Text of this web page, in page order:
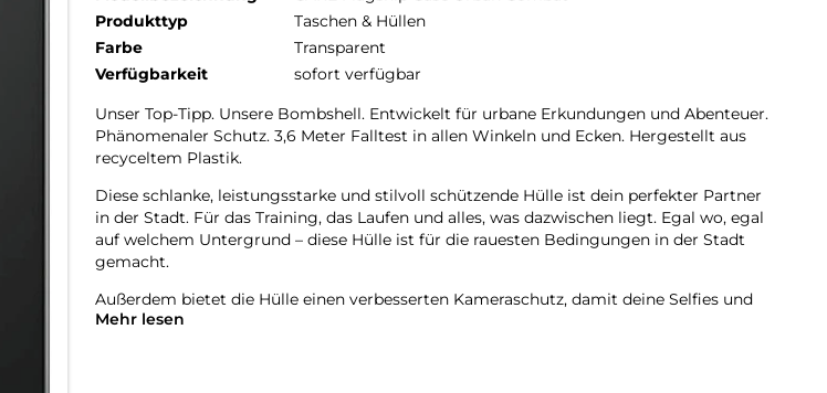
Produkttyp
Taschen & Hüllen
Farbe
Transparent
Verfügbarkeit
sofort verfügbar
Unser Top-Tipp. Unsere Bombshell. Entwickelt für urbane Erkundungen und Abenteuer.
Phänomenaler Schutz. 3,6 Meter Falltest in allen Winkeln und Ecken. Hergestellt aus
recyceltem Plastik.
Diese schlanke, leistungsstarke und stilvoll schützende Hülle ist dein perfekter Partner
in der Stadt. Für das Training, das Laufen und alles, was dazwischen liegt. Egal wo, egal
auf welchem Untergrund – diese Hülle ist für die rauesten Bedingungen in der Stadt
gemacht.
Außerdem bietet die Hülle einen verbesserten Kameraschutz, damit deine Selfies und
Fotos nie in Gefahr sind.
Mehr lesen